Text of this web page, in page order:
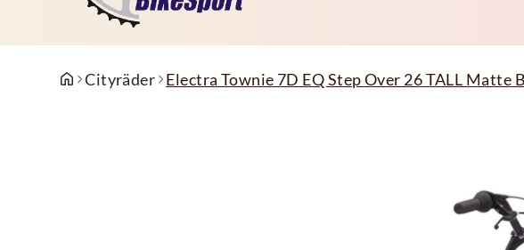
Cityräder Electra Townie 7D EQ Step Over 26 TALL Matte